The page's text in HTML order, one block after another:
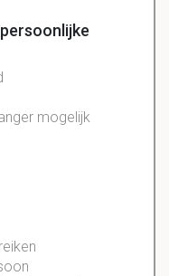
mogelijk